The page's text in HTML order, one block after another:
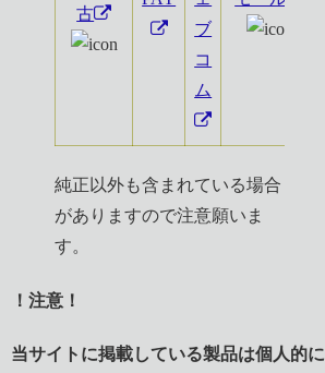
古
ブ
コ
ム
純正以外も含まれている場合
がありますので注意願いま
す。
！注意！
当サイトに掲載している製品は個人的に